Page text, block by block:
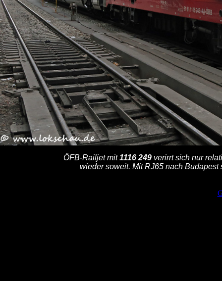
ÖFB-Railjet mit1116 249 verirrt sich nur
wieder soweit. Mit RJ65 nach Budapest